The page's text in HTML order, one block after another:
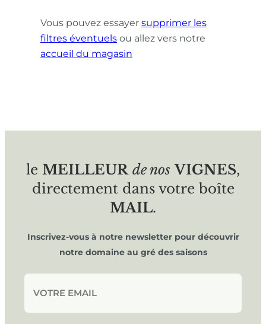
Vous pouvez essayer supprimer les
filtres éventuels ou allez vers notre
accueil du magasin
le MEILLEUR de nos VIGNES,
directement dans votre boîte
MAIL.
Inscrivez-vous à notre newsletter pour découvrir
notre domaine au gré des saisons